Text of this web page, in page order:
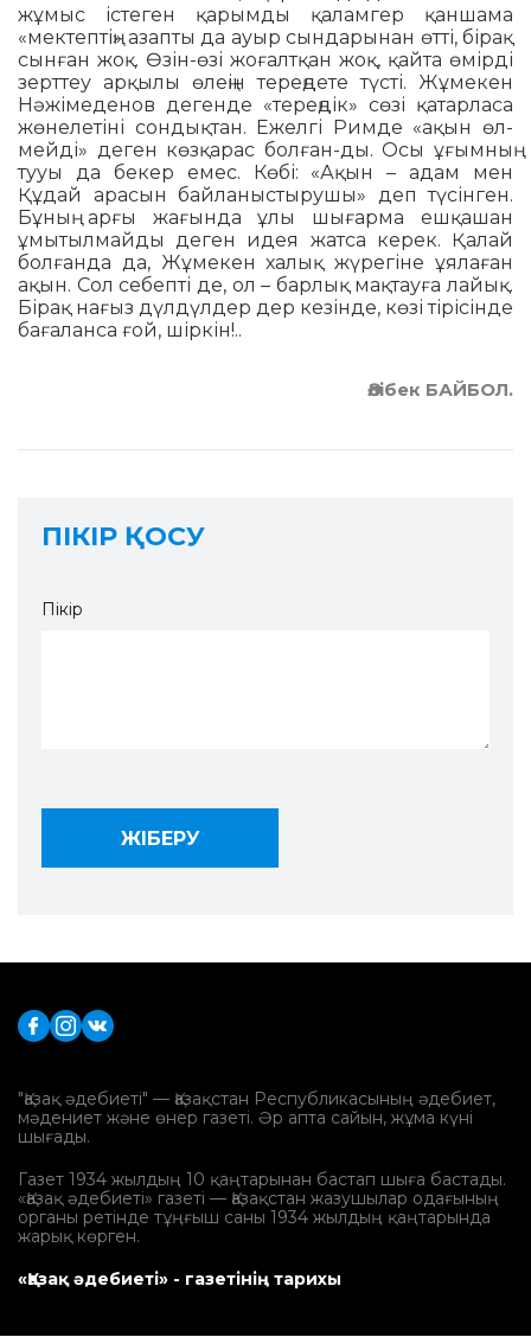
жұмыс істеген қарымды қаламгер қаншама
«мектептің» азапты да ауыр сындарынан өтті, бірақ
сынған жоқ. Өзін-өзі жоғалтқан жоқ, қайта өмірді
зерттеу арқылы өлеңін тереңдете түсті. Жұмекен
Нәжімеденов дегенде «тереңдік» сөзі қатарласа
жөнелетіні сондықтан. Ежелгі Римде «ақын өл­
мейді» деген көзқарас болған-ды. Осы ұғымның
тууы да бекер емес. Көбі: «Ақын – адам мен
Құдай арасын байланыстырушы» деп түсінген.
Бұның арғы жағында ұлы шығарма ешқашан
ұмытылмайды деген идея жатса керек. Қалай
болғанда да, Жұмекен халық жүрегіне ұялаған
ақын. Сол себепті де, ол – барлық мақтауға лайық.
Бірақ нағыз дүлдүлдер дер кезінде, көзі тірісінде
бағаланса ғой, шіркін!..
Әлібек БАЙБОЛ.
ПІКІР ҚОСУ
Пікір
"Қазақ әдебиеті" — Қазақстан Республикасының әдебиет,
мәдениет және өнер газеті. Әр апта сайын, жұма күні
шығады.
Газет 1934 жылдың 10 қаңтарынан бастап шыға бастады.
«Қазақ әдебиеті» газеті — Қазақстан жазушылар одағының
органы ретінде тұңғыш саны 1934 жылдың қаңтарында
жарық көрген.
«Қазақ әдебиеті» - газетінің тарихы